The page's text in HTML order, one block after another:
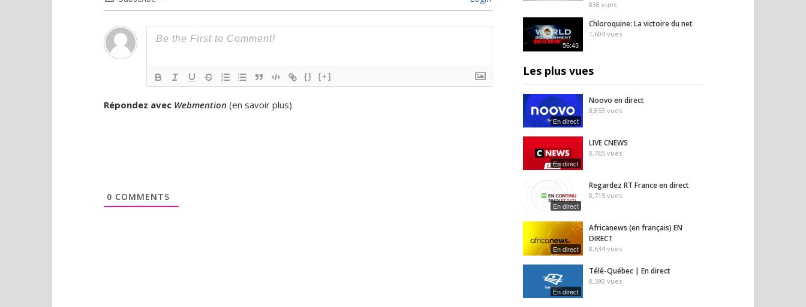
{} [+]
Répondez avec Webmention (en savoir plus)
0 COMMENTS
838 vues
56:43
Chloroquine: La victoire du net
1,604 vues
Les plus vues
En direct
Noovo en direct
8,853 vues
En direct
LIVE CNEWS
8,765 vues
En direct
Regardez RT France en direct
8,715 vues
En direct
Africanews (en français) EN
DIRECT
8,634 vues
En direct
Télé-Québec | En direct
8,590 vues